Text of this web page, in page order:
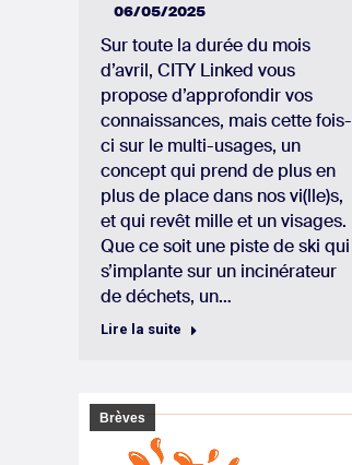
06/05/2025
Sur toute la durée du mois
d’avril, CITY Linked vous
propose d’approfondir vos
connaissances, mais cette fois-
ci sur le multi-usages, un
concept qui prend de plus en
plus de place dans nos vi(lle)s,
et qui revêt mille et un visages.
Que ce soit une piste de ski qui
s’implante sur un incinérateur
de déchets, un…
Lire la suite
Brèves